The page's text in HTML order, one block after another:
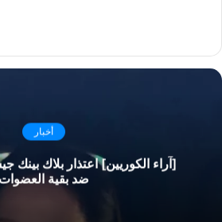
أخبار
[آراء الكوريين] اعتذار بلاك
ضد بقية العضوات